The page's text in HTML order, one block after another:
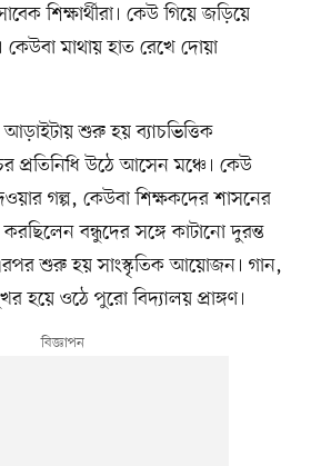
শিক্ষার্থীরা। কেউ গিয়ে জড়িয়ে
কেউবা মাথায় হাত রেখে দোয়া
শুরু হয় ব্যাচভিত্তিক
প্রতিনিধি উঠে আসেন মঞ্চে। কেউ
গল্প, কেউবা শিক্ষকদের শাসনের
বন্ধুদের সঙ্গে কাটানো দুরন্ত
শুরু হয় সাংস্কৃতিক আয়োজন। গান,
হয়ে ওঠে পুরো বিদ্যালয় প্রাঙ্গণ।